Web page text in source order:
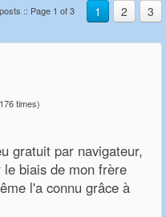
1 2 3
:: Page 1 of 3
times)
gratuit par navigateur,
biais de mon frère
l'a connu grâce à